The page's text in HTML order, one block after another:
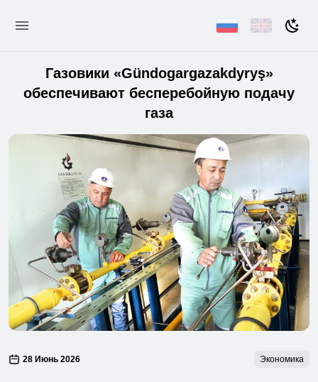
Газовики «Gündogargazakdyryş»
обеспечивают бесперебойную подачу
газа
28 Июнь 2026 Экономика